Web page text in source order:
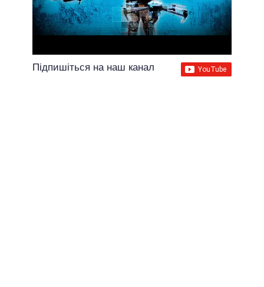
Підпишіться на наш канал